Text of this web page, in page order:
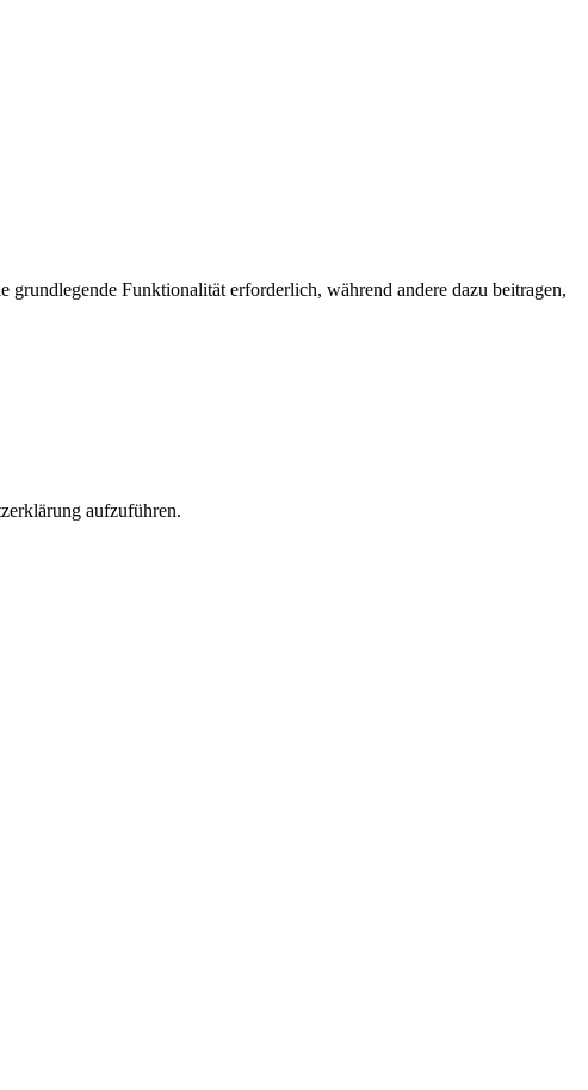
Funktionalität erforderlich, während andere dazu beitragen,
aufzuführen.